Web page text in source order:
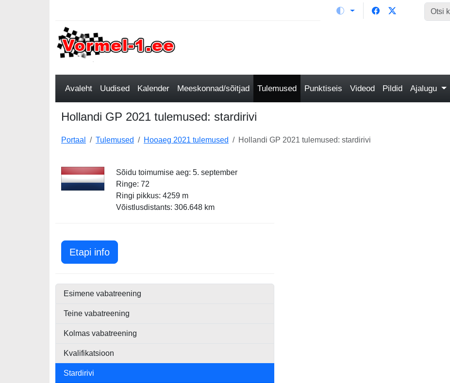
Avaleht Uudised Kalender Meeskonnad/sõitjad Tulemused Punktiseis Videod Pildid Ajalugu
Hollandi GP 2021 tulemused: stardirivi
Portaal Tulemused Hooaeg 2021 tulemused Hollandi GP 2021 tulemused: stardirivi
Sõidu toimumise aeg: 5. september
Ringe: 72
Ringi pikkus: 4259 m
Võistlusdistants: 306.648 km
Etapi infoHollandi GP 2021
Esimene vabatreening
Teine vabatreening
Kolmas vabatreening
Kvalifikatsioon
Stardirivi